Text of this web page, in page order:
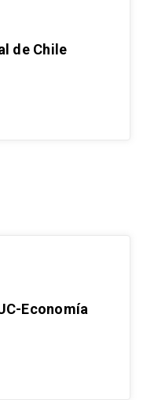
de Chile
Economía